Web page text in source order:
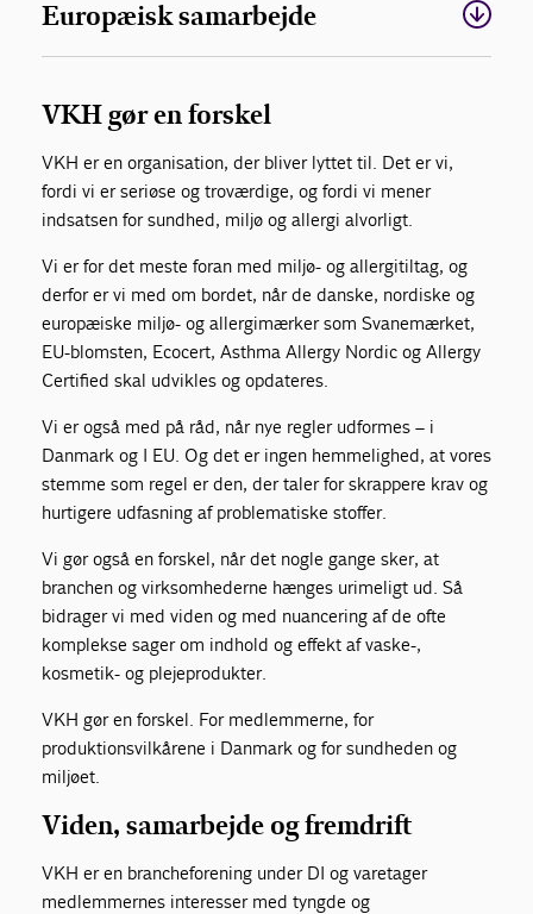
Europæisk samarbejde
VKH gør en forskel
VKH er en organisation, der bliver lyttet til. Det er vi,
fordi vi er seriøse og troværdige, og fordi vi mener
indsatsen for sundhed, miljø og allergi alvorligt.
Vi er for det meste foran med miljø- og allergitiltag, og
derfor er vi med om bordet, når de danske, nordiske og
europæiske miljø- og allergimærker som Svanemærket,
EU-blomsten, Ecocert, Asthma Allergy Nordic og Allergy
Certified skal udvikles og opdateres.
Vi er også med på råd, når nye regler udformes – i
Danmark og I EU. Og det er ingen hemmelighed, at vores
stemme som regel er den, der taler for skrappere krav og
hurtigere udfasning af problematiske stoffer.
Vi gør også en forskel, når det nogle gange sker, at
branchen og virksomhederne hænges urimeligt ud. Så
bidrager vi med viden og med nuancering af de ofte
komplekse sager om indhold og effekt af vaske-,
kosmetik- og plejeprodukter.
VKH gør en forskel. For medlemmerne, for
produktionsvilkårene i Danmark og for sundheden og
miljøet.
Viden, samarbejde og fremdrift
VKH er en brancheforening under DI og varetager
medlemmernes interesser med tyngde og